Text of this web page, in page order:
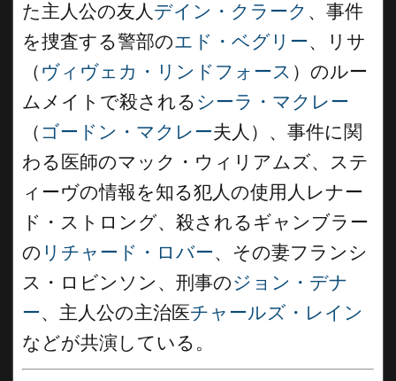
た主人公の友人デイン・クラーク 、事件
を捜査する警部のエド・ベグリー、リサ
（ ヴィヴェカ・リンドフォース ）のルー
ムメイトで殺される シーラ・マクレー
（ ゴードン・マクレー夫人）、事件に関
わる医師のマック・ウィリアムズ、ステ
ィーヴの情報を知る犯人の使用人レナー
ド・ストロング、殺されるギャンブラー
の リチャード・ロバー、その妻フランシ
ス・ロビンソン、刑事のジョン・デナ
ー、主人公の主治医チャールズ・レイン
などが共演している。